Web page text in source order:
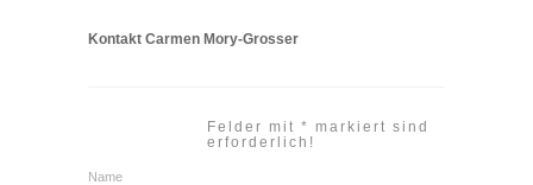
Verkauf und Vermietung
Kontakt Carmen Mory-Grosser
Felder mit * markiert sind
erforderlich!
Name